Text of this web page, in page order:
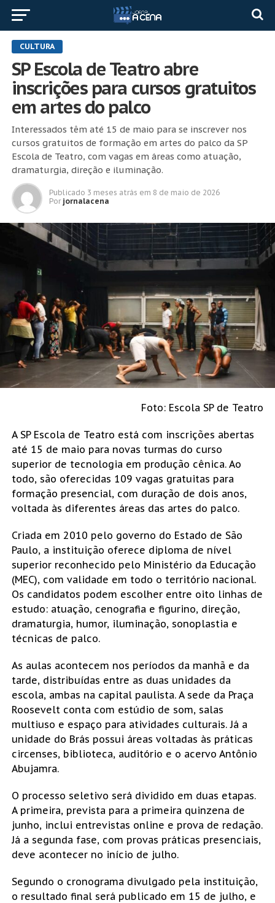
CULTURA
SP Escola de Teatro abre
inscrições para cursos gratuitos
em artes do palco
Interessados têm até 15 de maio para se inscrever nos
cursos gratuitos de formação em artes do palco da SP
Escola de Teatro, com vagas em áreas como atuação,
dramaturgia, direção e iluminação.
Publicado 3 meses atrás em 8 de maio de 2026
Por jornalacena
Foto: Escola SP de Teatro
A SP Escola de Teatro está com inscrições abertas
até 15 de maio para novas turmas do curso
superior de tecnologia em produção cênica. Ao
todo, são oferecidas 109 vagas gratuitas para
formação presencial, com duração de dois anos,
voltada às diferentes áreas das artes do palco.
Criada em 2010 pelo governo do Estado de São
Paulo, a instituição oferece diploma de nível
superior reconhecido pelo Ministério da Educação
(MEC), com validade em todo o território nacional.
Os candidatos podem escolher entre oito linhas de
estudo: atuação, cenografia e figurino, direção,
dramaturgia, humor, iluminação, sonoplastia e
técnicas de palco.
As aulas acontecem nos períodos da manhã e da
tarde, distribuídas entre as duas unidades da
escola, ambas na capital paulista. A sede da Praça
Roosevelt conta com estúdio de som, salas
multiuso e espaço para atividades culturais. Já a
unidade do Brás possui áreas voltadas às práticas
circenses, biblioteca, auditório e o acervo Antônio
Abujamra.
O processo seletivo será dividido em duas etapas.
A primeira, prevista para a primeira quinzena de
junho, inclui entrevistas online e prova de redação.
Já a segunda fase, com provas práticas presenciais,
deve acontecer no início de julho.
Segundo o cronograma divulgado pela instituição,
o resultado final será publicado em 15 de julho, e